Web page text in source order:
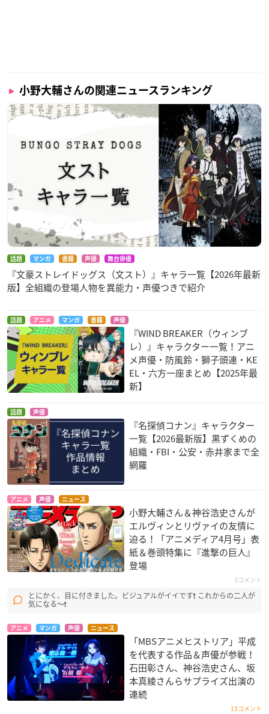
小野大輔さんの関連ニュースランキング
話題 マンガ 書籍 声優 舞台俳優
『文豪ストレイドッグス（文スト）』キャラ一覧【2026年最新
版】全組織の登場人物を異能力・声優つきで紹介
話題 アニメ マンガ 書籍 声優
『WIND BREAKER（ウィンブ
レ）』キャラクター一覧！アニ
メ声優・防風鈴・獅子頭連・KE
EL・六方一座まとめ【2025年最
新】
話題 声優
『名探偵コナン』キャラクター
一覧【2026最新版】黒ずくめの
組織・FBI・公安・赤井家まで全
網羅
アニメ 声優 ニュース
小野大輔さん＆神谷浩史さんが
エルヴィンとリヴァイの友情に
迫る！「アニメディア4月号」表
紙＆巻頭特集に『進撃の巨人』
登場
3コメント
とにかく、目に付きました。ビジュアルがイイです❗ これからの二人が
気になる〜❗
アニメ マンガ 声優 ニュース
「MBSアニメヒストリア」平成
を代表する作品＆声優が参戦！
石田彰さん、神谷浩史さん、坂
本真綾さんらサプライズ出演の
連続
13コメント